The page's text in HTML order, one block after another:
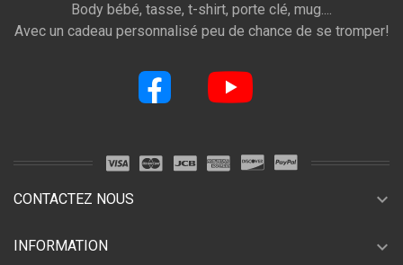
Body bébé, tasse, t-shirt, porte clé, mug....
Avec un cadeau personnalisé peu de chance de se tromper!
CONTACTEZ NOUS expand_more
INFORMATION expand_more